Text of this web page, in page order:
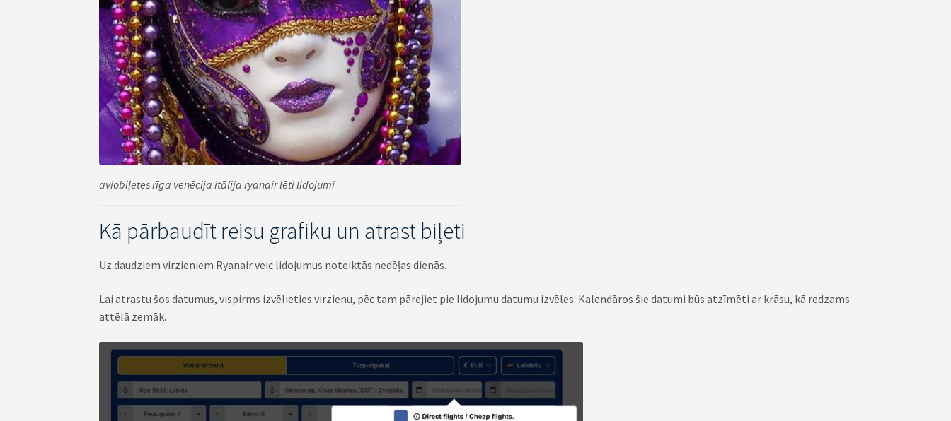
aviobiļetes rīga venēcija itālija ryanair lēti lidojumi
Kā pārbaudīt reisu grafiku un atrast biļeti
Uz daudziem virzieniem Ryanair veic lidojumus noteiktās nedēļas dienās.
Lai atrastu šos datumus, vispirms izvēlieties virzienu, pēc tam pārejiet pie lidojumu datumu izvēles. Kalendāros šie datumi būs atzīmēti ar krāsu, kā redzams
attēlā zemāk.